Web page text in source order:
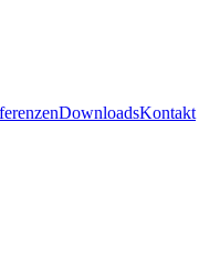
DownloadsKontakt